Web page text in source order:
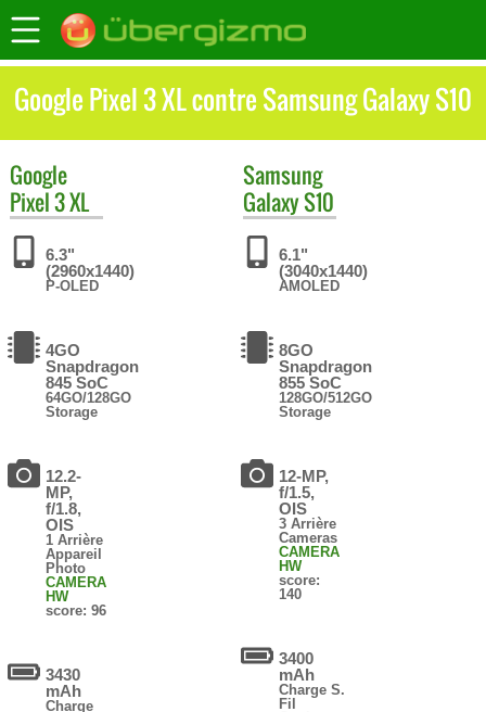
Google Pixel 3 XL contre Samsung Galaxy S10
Google
Pixel 3 XL
6.3"
(2960x1440)
P-OLED
4GO
Snapdragon
845 SoC
64GO/128GO
Storage
12.2-
MP,
f/1.8,
OIS
1 Arrière
Appareil
Photo
CAMERA
HW
score: 96
3430
mAh
Charge
Samsung
Galaxy S10
6.1"
(3040x1440)
AMOLED
8GO
Snapdragon
855 SoC
128GO/512GO
Storage
12-MP,
f/1.5,
OIS
3 Arrière
Cameras
CAMERA
HW
score:
140
3400
mAh
Charge S.
Fil